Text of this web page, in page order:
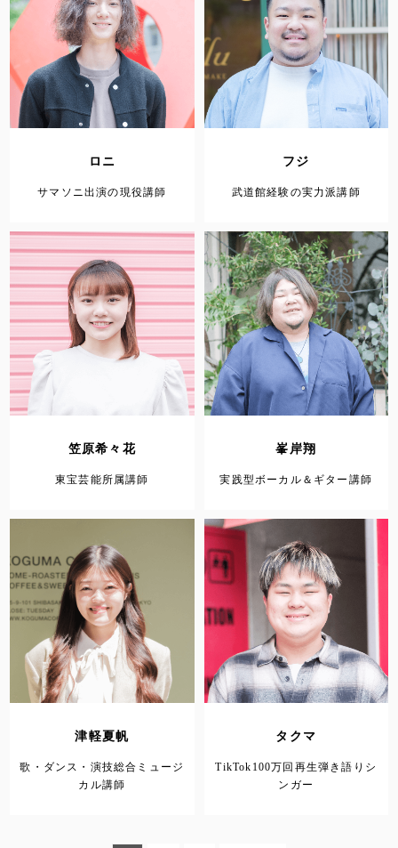
ロニ
サマソニ出演の現役講師
フジ
武道館経験の実力派講師
笠原希々花
東宝芸能所属講師
峯岸翔
実践型ボーカル＆ギター講師
津軽夏帆
歌・ダンス・演技総合ミュージ
カル講師
タクマ
TikTok100万回再生弾き語りシ
ンガー